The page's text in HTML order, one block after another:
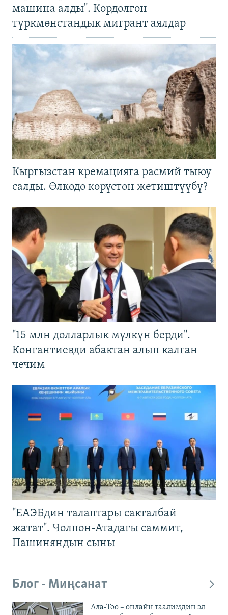
машина алды". Кордолгон
түркмөнстандык мигрант аялдар
Кыргызстан кремацияга расмий тыюу
салды. Өлкөдө көрүстөн жетиштүүбү?
"15 млн долларлык мүлкүн берди".
Конгантиевди абактан алып калган
чечим
"ЕАЭБдин талаптары сакталбай
жатат". Чолпон-Атадагы саммит,
Пашиняндын сыны
Блог - Миңсанат
Ала-Тоо – онлайн таалимдин эл